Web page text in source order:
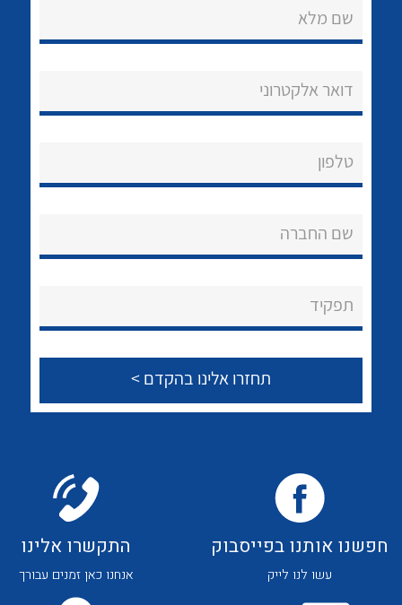
לכל מוצרי היצרן לכל מוצרי היצרן
לכל מוצרי היצרן לכל מוצרי היצרן
שם מלא
דואר אלקטרוני
טלפון
שם החברה
תפקיד
חפשנו אותנו בפייסבוק
עשו לנו לייק
התקשרו אלינו
אנחנו כאן זמנים עבורך